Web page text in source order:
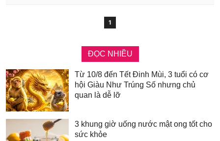
1
ĐỌC NHIỀU
Từ 10/8 đến Tết Đinh Mùi, 3 tuổi có cơ
hội Giàu Như Trúng Số nhưng chủ
quan là dễ lỡ
3 khung giờ uống nước mật ong tốt cho
sức khỏe